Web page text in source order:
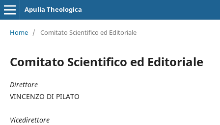
Apulia Theologica
Home / Comitato Scientifico ed Editoriale
Comitato Scientifico ed Editoriale
Direttore
VINCENZO DI PILATO
Vicedirettore